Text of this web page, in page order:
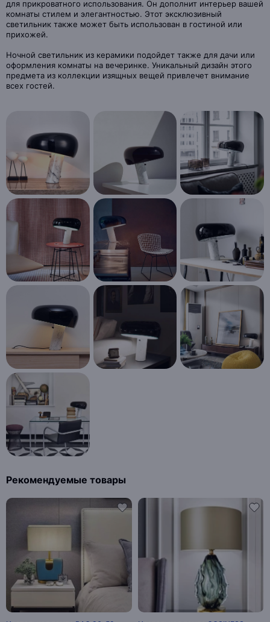
для прикроватного использования. Он дополнит интерьер вашей
комнаты стилем и элегантностью. Этот эксклюзивный
светильник также может быть использован в гостиной или
прихожей.
Ночной светильник из керамики подойдет также для дачи или
оформления комнаты на вечеринке. Уникальный дизайн этого
предмета из коллекции изящных вещей привлечет внимание
всех гостей.
Рекомендуемые товары